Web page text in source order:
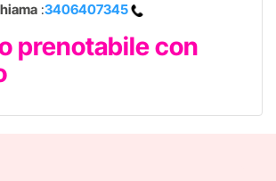
:3406407345
prenotabile con